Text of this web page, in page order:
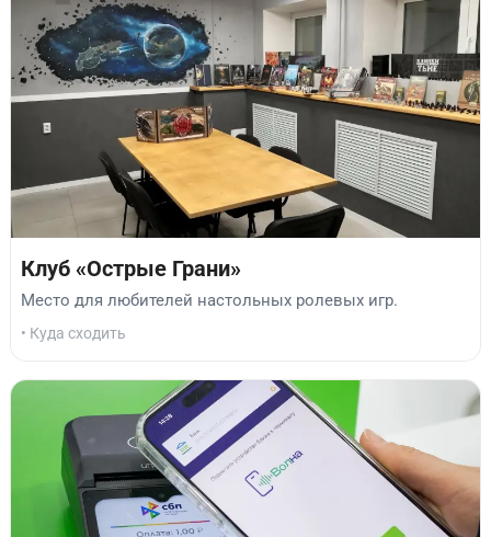
Клуб «Острые Грани»
Место для любителей настольных ролевых игр.
• Куда сходить